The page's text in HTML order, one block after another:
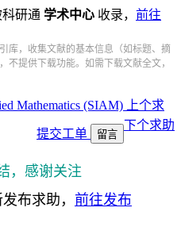
研通 学术中心 收录， 前往
库，收集文献的基本信息（如标题、摘
不提供下载功能。如需下载文献全文，
上个求
下个求助
提交工单 留言
，感谢关注
布求助， 前往发布